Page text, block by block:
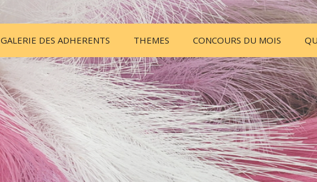
GALERIE DES ADHERENTS THEMES CONCOURS DU MOIS